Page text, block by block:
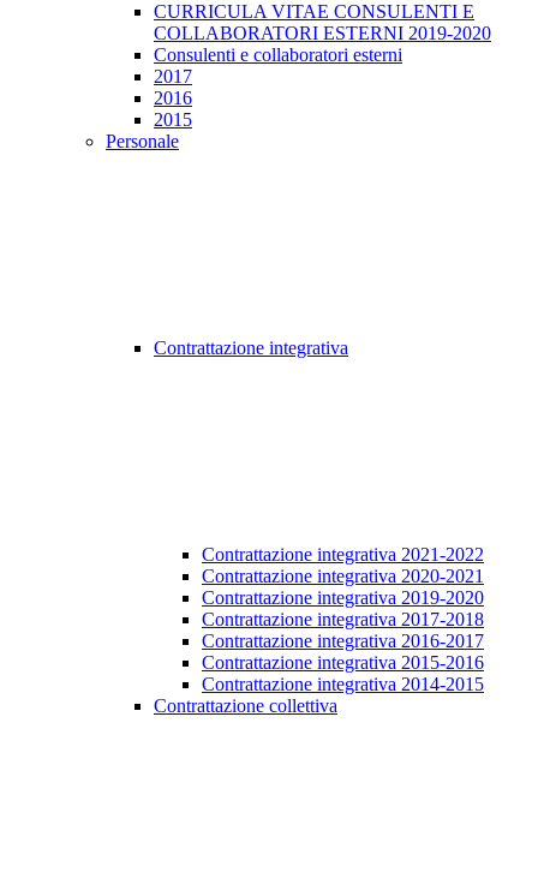
CURRICULA VITAE CONSULENTI E
COLLABORATORI ESTERNI 2019-2020
Consulenti e collaboratori esterni
2017
2016
2015
Personale
Contrattazione integrativa
Contrattazione integrativa 2021-2022
Contrattazione integrativa 2020-2021
Contrattazione integrativa 2019-2020
Contrattazione integrativa 2017-2018
Contrattazione integrativa 2016-2017
Contrattazione integrativa 2015-2016
Contrattazione integrativa 2014-2015
Contrattazione collettiva